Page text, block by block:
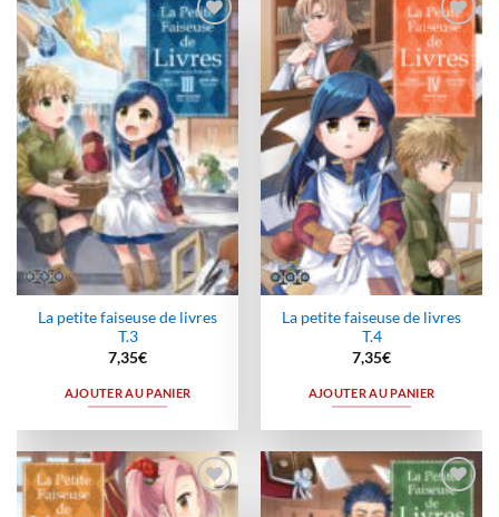
Ajouter
à la
wishlist
La petite faiseuse de livres
T.3
7,35€
AJOUTER AU PANIER
Ajouter
à la
wishlist
La petite faiseuse de livres
T.4
7,35€
AJOUTER AU PANIER
Ajouter
Ajouter